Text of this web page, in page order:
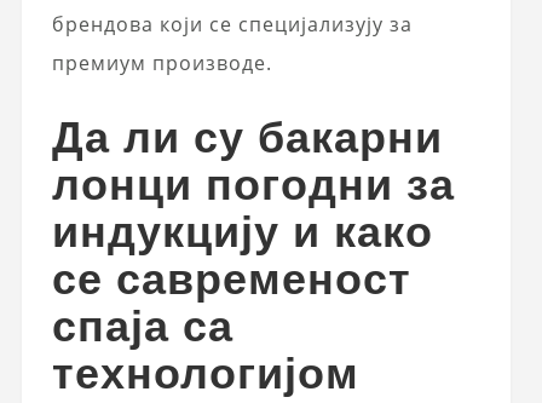
брендова који се специјализују за
премиум производе.
Да ли су бакарни
лонци погодни за
индукцију и како
се савременост
спаја са
технологијом